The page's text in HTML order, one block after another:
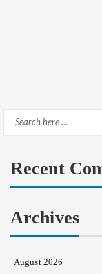
Search
Recent
Archives
August 2026